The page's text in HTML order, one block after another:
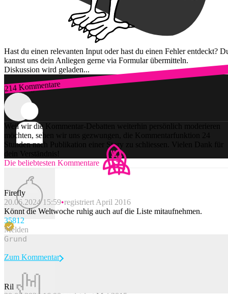
Hast du einen relevanten Input oder hast du einen Fehler entdeckt?
kannst uns dein Anliegen gerne via Formular übermitteln.
Diskussion wird geladen...
214 Kommentare
Zum Login
Weil wir die Kommentar-Debatten weiterhin persönlich moderieren
möchten, sehen wir uns gezwungen, die Kommentarfunktion 24
Stunden nach Publikation einer Story zu schliessen. Vielen Dank für
dein Verständnis!
Die beliebtesten Kommentare
Firefly
20.06.2024 15:59 registriert April 2016
Könnt die Weltwoche ruhig auch auf die Liste mitaufnehmen.
35812
Melden
Zum Kommentar
Ril